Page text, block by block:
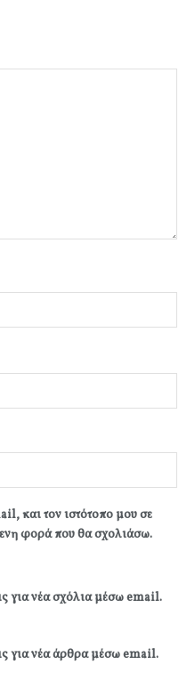
και τον ιστότοπο μου σε
φορά που θα σχολιάσω.
για νέα σχόλια μέσω email.
για νέα άρθρα μέσω email.